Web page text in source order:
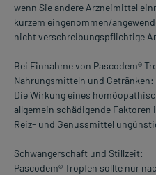
wenn Sie andere Arzneimittel
kurzem eingenommen/
nicht verschreibungspflichtige
Bei Einnahme von Pascodem®
Nahrungsmitteln und Getränken:
Die Wirkung eines
allgemein schädigende
Reiz- und Genussmittel
Schwangerschaft und Stillzeit:
Pascodem® Tropfen sollte nur